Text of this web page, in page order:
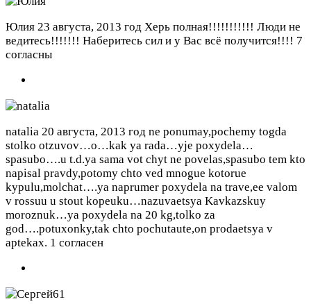
Юлия 23 августа, 2013 год Херь полная!!!!!!!!!!! Люди не
ведитесь!!!!!!! Наберитесь сил и у Вас всё получится!!!! 7
согласны
natalia 20 августа, 2013 год ne ponumay,pochemy togda
stolko otzuvov…o…kak ya rada…yje poxydela…
spasubo….u t.d.ya sama vot chyt ne povelas,spasubo tem kto
napisal pravdy,potomy chto ved mnogue kotorue
kypulu,molchat….ya naprumer poxydela na trave,ee valom
v rossuu u stout kopeuku…nazuvaetsya Kavkazskuy
moroznuk…ya poxydela na 20 kg,tolko za
god….potuxonky,tak chto pochutaute,on prodaetsya v
aptekax. 1 согласен